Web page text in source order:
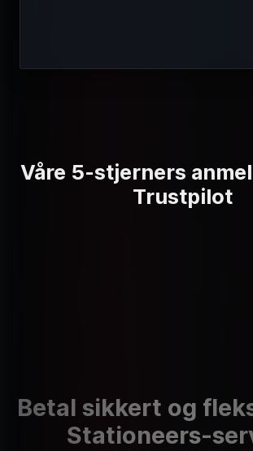
Våre 5-stjerners
Trustpilot
Betal sikkert og
Stationeers-